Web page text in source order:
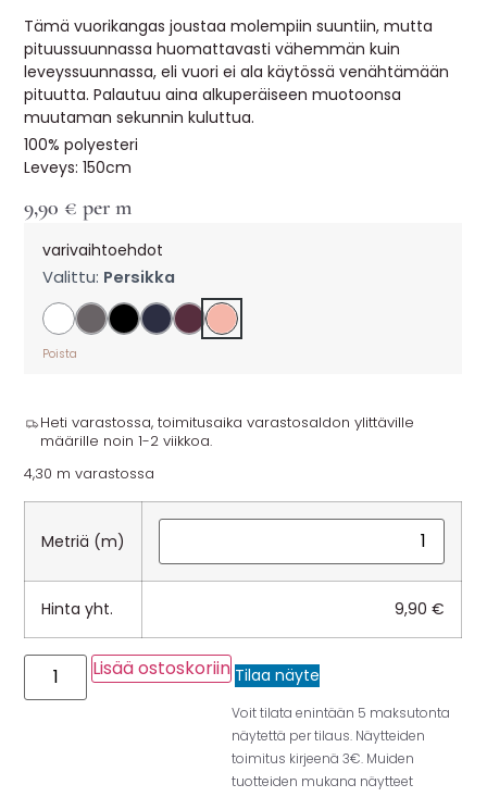
Tämä vuorikangas joustaa molempiin suuntiin, mutta
pituussuunnassa huomattavasti vähemmän kuin
leveyssuunnassa, eli vuori ei ala käytössä venähtämään
pituutta. Palautuu aina alkuperäiseen muotoonsa
muutaman sekunnin kuluttua.
100% polyesteri
Leveys: 150cm
9,90 € per m
varivaihtoehdot
Valittu: Persikka
Poista
Heti varastossa, toimitusaika varastosaldon ylittäville
määrille noin 1-2 viikkoa.
4,30 m varastossa
Metriä (m)
Hinta yht. 9,90€
Lisää ostoskoriin Tilaa näyte
Voit tilata enintään 5 maksutonta
näytettä per tilaus. Näytteiden
toimitus kirjeenä 3€. Muiden
tuotteiden mukana näytteet